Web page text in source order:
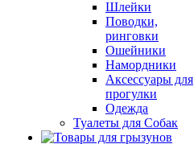
Шлейки
Поводки,
ринговки
Ошейники
Намордники
Аксессуары для
прогулки
Одежда
Туалеты для Собак